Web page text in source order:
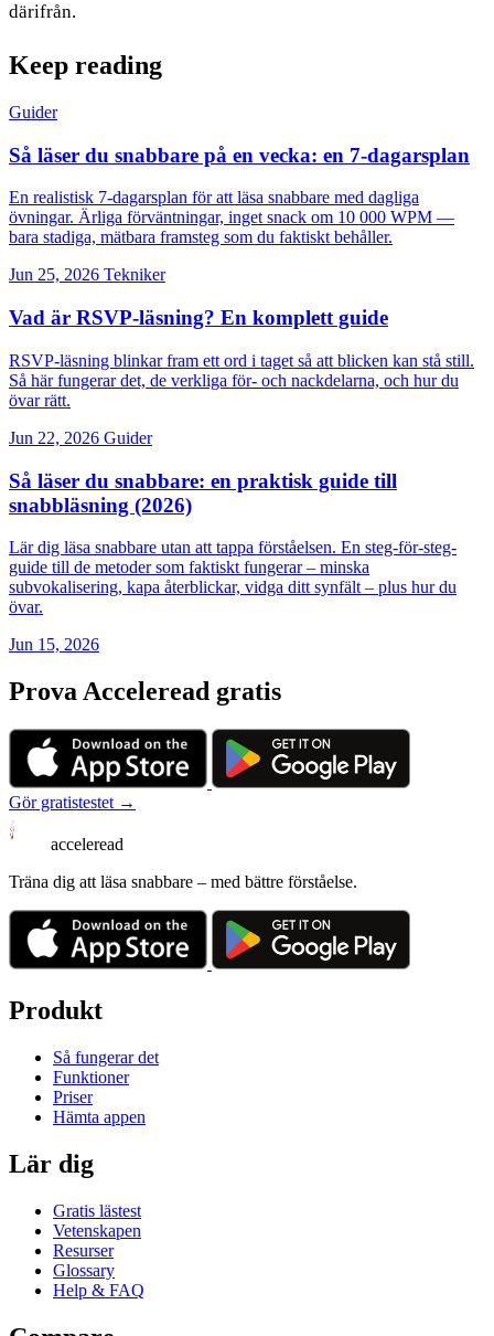
därifrån.
Keep reading
Guider
Så läser du snabbare på en vecka: en 7-dagarsplan
En realistisk 7-dagarsplan för att läsa snabbare med dagliga
övningar. Ärliga förväntningar, inget snack om 10 000 WPM —
bara stadiga, mätbara framsteg som du faktiskt behåller.
Jun 25, 2026 Tekniker
Vad är RSVP-läsning? En komplett guide
RSVP-läsning blinkar fram ett ord i taget så att blicken kan stå still.
Så här fungerar det, de verkliga för- och nackdelarna, och hur du
övar rätt.
Jun 22, 2026 Guider
Så läser du snabbare: en praktisk guide till
snabbläsning (2026)
Lär dig läsa snabbare utan att tappa förståelsen. En steg-för-steg-
guide till de metoder som faktiskt fungerar – minska
subvokalisering, kapa återblickar, vidga ditt synfält – plus hur du
övar.
Jun 15, 2026
Prova Acceleread gratis
Gör gratistestet →
acceleread
Träna dig att läsa snabbare – med bättre förståelse.
Produkt
Så fungerar det
Funktioner
Priser
Hämta appen
Lär dig
Gratis lästest
Vetenskapen
Resurser
Glossary
Help & FAQ